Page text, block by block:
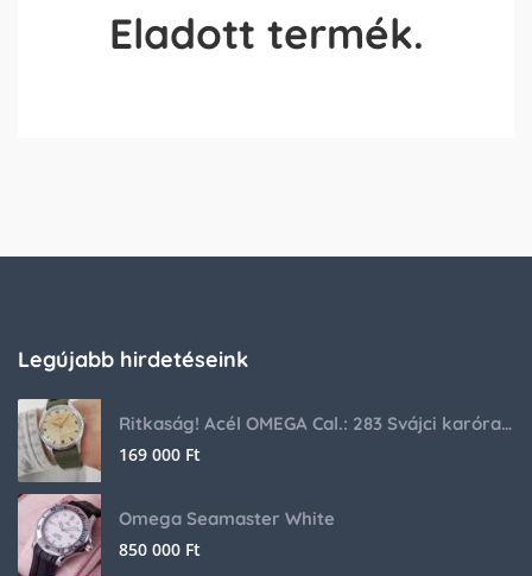
Eladott termék.
Legújabb hirdetéseink
Ritkaság! Acél OMEGA Cal.: 283 Svájci karóra 1953-ból!
169 000 Ft
Omega Seamaster White
850 000 Ft